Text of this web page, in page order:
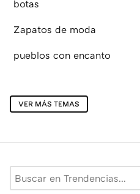
botas
Zapatos de moda
pueblos con encanto
VER MÁS TEMAS